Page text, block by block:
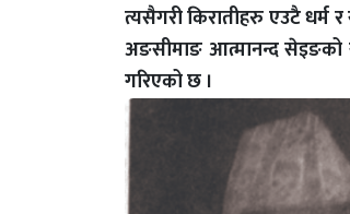
त्यसैगरी किरातीहरु एउटै धर्म र
अङसीमाङ आत्मानन्द सेइङको
गरिएको छ ।